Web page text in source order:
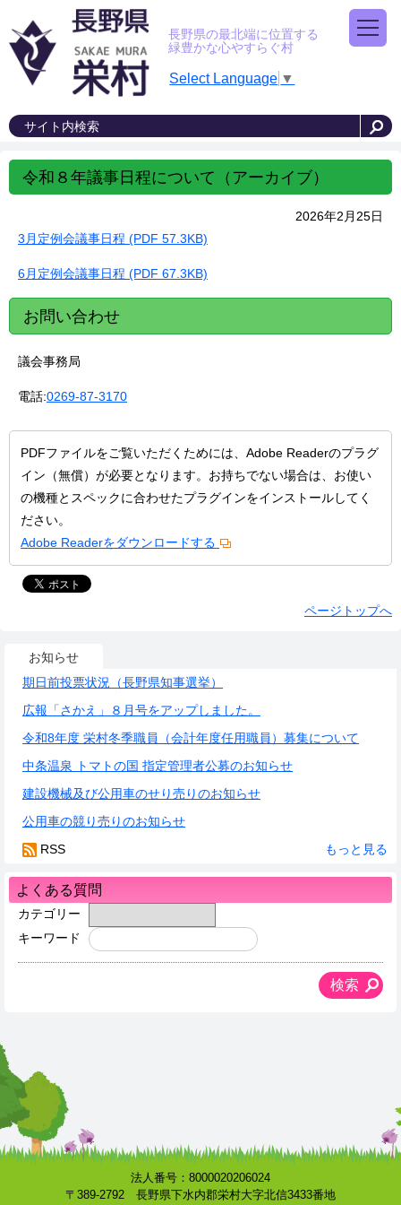
長野県の最北端に位置する
緑豊かな心やすらぐ村
Select Language ▼
令和８年議事日程について（アーカイブ）
2026年2月25日
3月定例会議事日程 (PDF 57.3KB)
6月定例会議事日程 (PDF 67.3KB)
お問い合わせ
議会事務局
電話:0269-87-3170
PDFファイルをご覧いただくためには、Adobe Readerのプラグ
イン（無償）が必要となります。お持ちでない場合は、お使い
の機種とスペックに合わせたプラグインをインストールしてく
ださい。
Adobe Readerをダウンロードする
ページトップへ
お知らせ
期日前投票状況（長野県知事選挙）
広報「さかえ」８月号をアップしました。
令和8年度 栄村冬季職員（会計年度任用職員）募集について
中条温泉 トマトの国 指定管理者公募のお知らせ
建設機械及び公用車のせり売りのお知らせ
公用車の競り売りのお知らせ
もっと見る
RSS
よくある質問
カテゴリー
キーワード
法人番号：8000020206024
〒389-2792 長野県下水内郡栄村大字北信3433番地